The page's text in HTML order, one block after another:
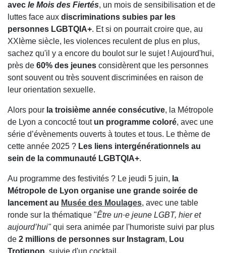
avec le Mois des Fiertés, un mois de sensibilisation et de
luttes face aux discriminations subies par les
personnes LGBTQIA+. Et si on pourrait croire que, au
XXIème siècle, les violences reculent de plus en plus,
sachez qu'il y a encore du boulot sur le sujet ! Aujourd'hui,
près de 60% des jeunes considèrent que les personnes
sont souvent ou très souvent discriminées en raison de
leur orientation sexuelle.
Alors pour la troisième année consécutive, la Métropole
de Lyon a concocté tout un programme coloré, avec une
série d’évènements ouverts à toutes et tous. Le thème de
cette année 2025 ? Les liens intergénérationnels au
sein de la communauté LGBTQIA+.
Au programme des festivités ? Le jeudi 5 juin, la
Métropole de Lyon organise une grande soirée de
lancement au Musée des Moulages, avec une table
ronde sur la thématique "Être un·e jeune LGBT, hier et
aujourd’hui"qui sera animée par l'humoriste suivi par plus
de 2 millions de personnes sur Instagram, Lou